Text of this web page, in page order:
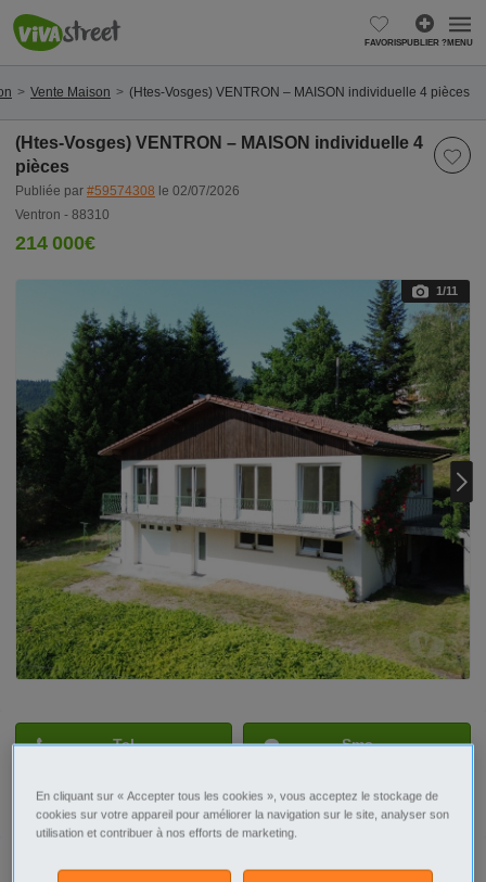
FAVORISPUBLIER ?MENU
Vente Maison (Htes-Vosges) VENTRON – MAISON individuelle 4 pièces
(Htes-Vosges) VENTRON – MAISON individuelle 4
pièces
Publiée par #59574308 le 02/07/2026
Ventron - 88310
214 000€
1/11
Tel Sms
Contacter par email
En cliquant sur « Accepter tous les cookies », vous acceptez le stockage de
cookies sur votre appareil pour améliorer la navigation sur le site, analyser son
utilisation et contribuer à nos efforts de marketing.